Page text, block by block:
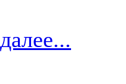
далее...